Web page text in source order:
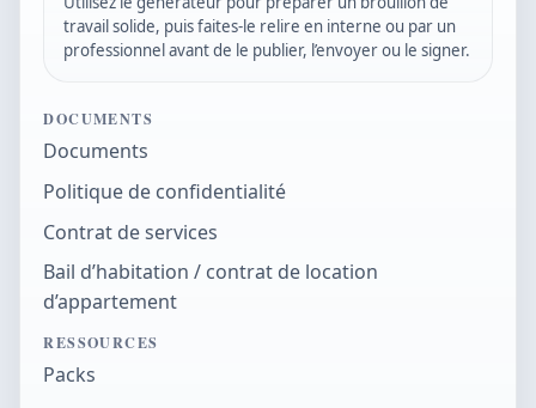
travail solide, puis faites-le relire en interne ou par un
professionnel avant de le publier, l’envoyer ou le signer.
DOCUMENTS
Documents
Politique de confidentialité
Contrat de services
Bail d’habitation / contrat de location
d’appartement
RESSOURCES
Packs